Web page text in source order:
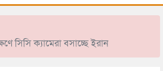
সিসি ক্যামেরা বসাচ্ছে ইরান